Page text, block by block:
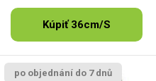
Kúpiť 36cm/S
po objednání do 7 dnů